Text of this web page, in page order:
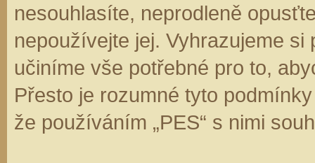
nesouhlasíte, neprodleně
nepoužívejte jej. Vyhrazujeme
učiníme vše potřebné pro to,
Přesto je rozumné tyto
že používáním „PES“ s nimi